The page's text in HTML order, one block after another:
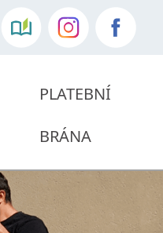
PLATEBNÍ
BRÁNA